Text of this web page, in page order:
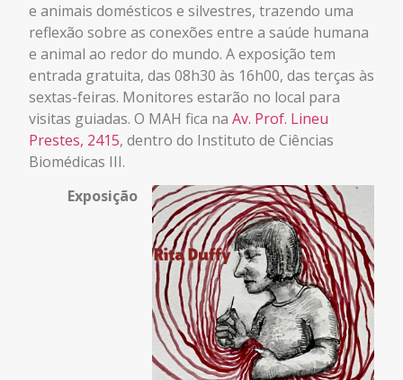
e animais domésticos e silvestres, trazendo uma
reflexão sobre as conexões entre a saúde humana
e animal ao redor do mundo. A exposição tem
entrada gratuita, das 08h30 às 16h00, das terças às
sextas-feiras. Monitores estarão no local para
visitas guiadas. O MAH fica na Av. Prof. Lineu
Prestes, 2415, dentro do Instituto de Ciências
Biomédicas III.
Exposição